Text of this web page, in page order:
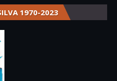
1970-2023